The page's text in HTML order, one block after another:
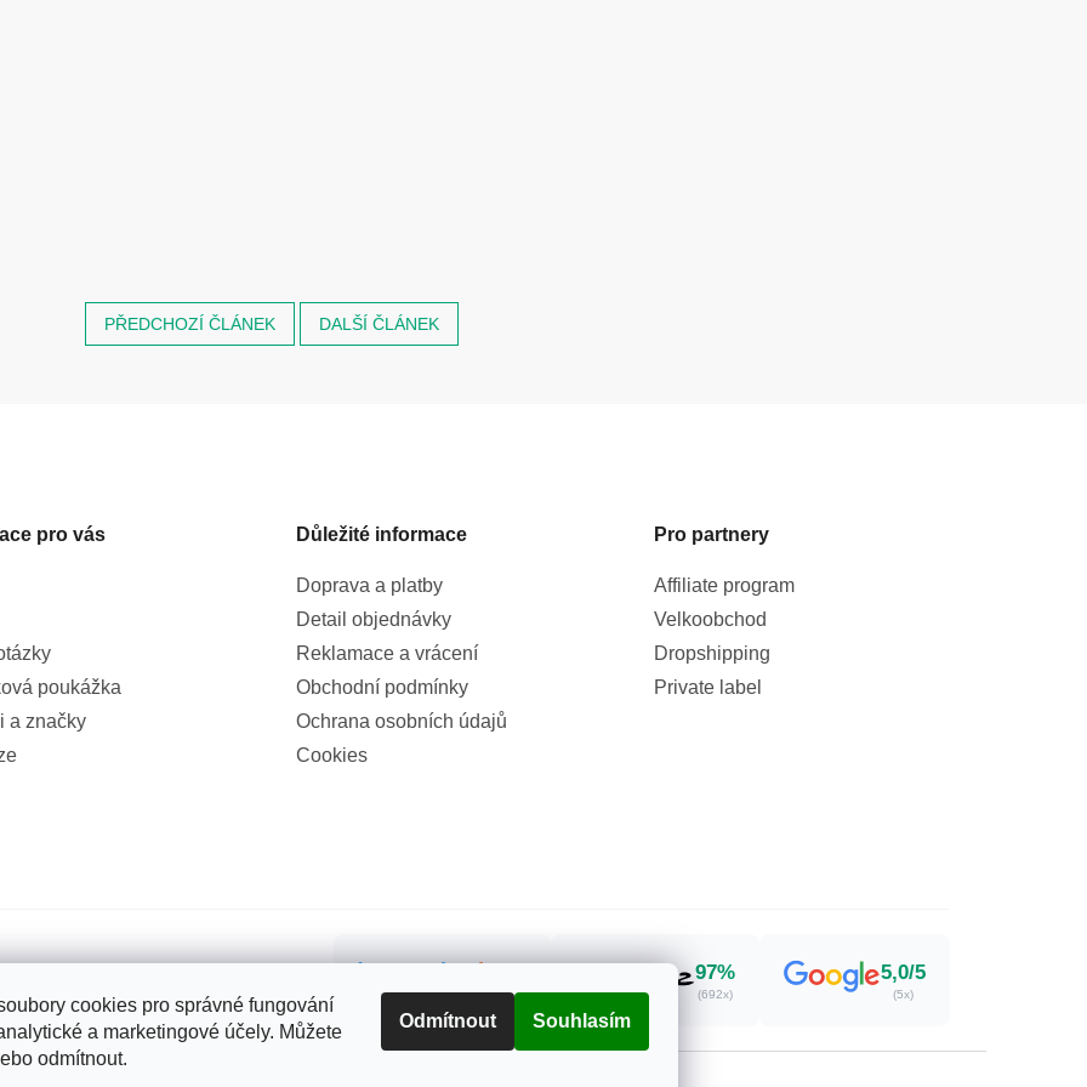
cookies pro správné fungování
a marketingové účely. Můžete
odmítnout.
Odmítnout Souhlasím
PŘEDCHOZÍ ČLÁNEK DALŠÍ ČLÁNEK
pro vás
poukážka
a značky
Důležité informace
Doprava a platby
Detail objednávky
Reklamace a vrácení
Obchodní podmínky
Ochrana osobních údajů
Cookies
Pro partnery
Affiliate program
Velkoobchod
Dropshipping
Private label
(855x)
97%
(692x)
5,0/5
(5x)